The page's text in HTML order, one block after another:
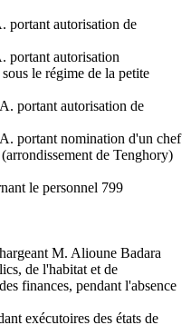
portant autorisation de
portant autorisation
le régime de la petite
portant autorisation de
portant nomination d'un chef
de Tenghory)
le personnel 799
M. Alioune Badara
de l'habitat et de
finances, pendant l'absence
exécutoires des états de